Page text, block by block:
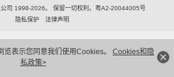
表示您同意我们使用Cookies。 Cookies和隐
私政策>
司 1998-2026。 保留一切权利。粤A2-20044005号
隐私保护
法律声明